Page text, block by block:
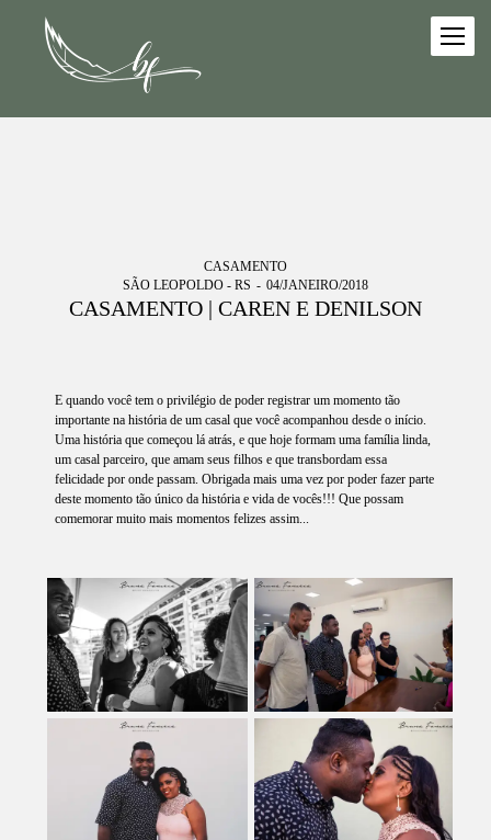
CASAMENTO
SÃO LEOPOLDO - RS
04/JANEIRO/2018
CASAMENTO | CAREN E DENILSON
E quando você tem o privilégio de poder registrar um momento tão
importante na história de um casal que você acompanhou desde o início.
Uma história que começou lá atrás, e que hoje formam uma família linda,
um casal parceiro, que amam seus filhos e que transbordam essa
felicidade por onde passam. Obrigada mais uma vez por poder fazer parte
deste momento tão único da história e vida de vocês!!! Que possam
comemorar muito mais momentos felizes assim...